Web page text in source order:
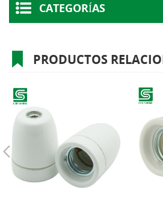
CATEGORÍAS
PRODUCTOS